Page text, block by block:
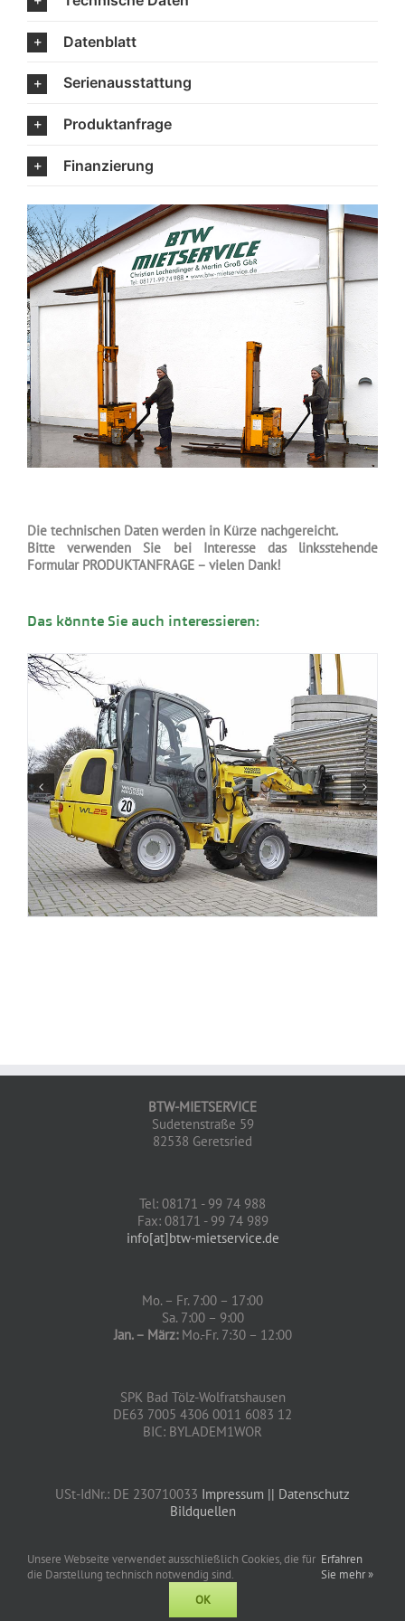
Datenblatt
Serienausstattung
Produktanfrage
Finanzierung
Die technischen Daten werden in Kürze nachgereicht.
Bitte verwenden Sie bei Interesse das linksstehende
Formular PRODUKTANFRAGE – vielen Dank!
Das könnte Sie auch interessieren:
BTW-MIETSERVICE
Sudetenstraße 59
82538 Geretsried
Tel: 08171 - 99 74 988
Fax: 08171 - 99 74 989
info[at]btw-mietservice.de
Mo. – Fr. 7:00 – 17:00
Sa. 7:00 – 9:00
Jan. – März:Mo.-Fr. 7:30 – 12:00
SPK Bad Tölz-Wolfratshausen
DE63 7005 4306 0011 6083 12
BIC: BYLADEM1WOR
USt-IdNr.: DE 230710033 Impressum || Datenschutz
Bildquellen
© 2024, BTW-MIETSERVICE GMBH – Inhaber: Martin Groß
Unsere Webseite verwendet ausschließlich Cookies, die für
die Darstellung technisch notwendig sind.
Erfahren
Sie mehr »
OK